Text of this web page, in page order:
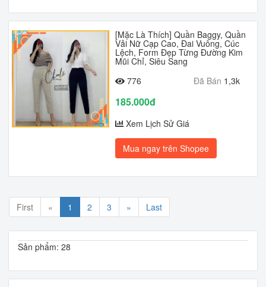
[Mặc Là Thích] Quần Baggy, Quần
Vải Nữ Cạp Cao, Đai Vuông, Cúc
Lệch, Form Đẹp Từng Đường Kim
Mũi Chỉ, Siêu Sang
776
Đã Bán 1,3k
185.000đ
Xem Lịch Sử Giá
Mua ngay trên Shopee
First « 1 2 3 » Last
Sản phẩm: 28